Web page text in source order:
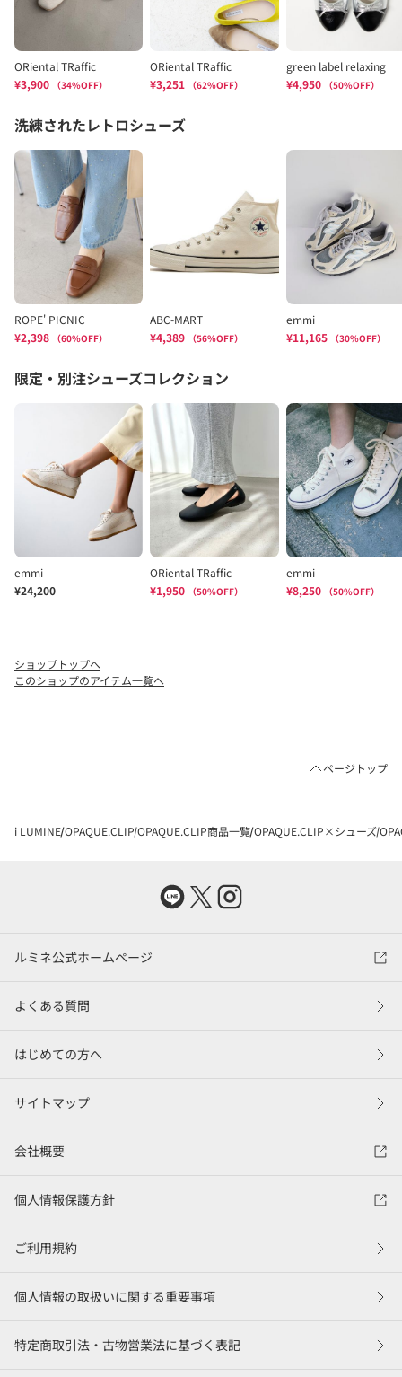
ショップトップへ
このショップのアイテム一覧へ
ページトップ
i LUMINE OPAQUE.CLIP OPAQUE.CLIP商品一覧 OPAQUE.CLIP×シューズ
ルミネ公式ホームページ
よくある質問
はじめての方へ
サイトマップ
会社概要
個人情報保護方針
ご利用規約
個人情報の取扱いに関する重要事項
特定商取引法・古物営業法に基づく表記